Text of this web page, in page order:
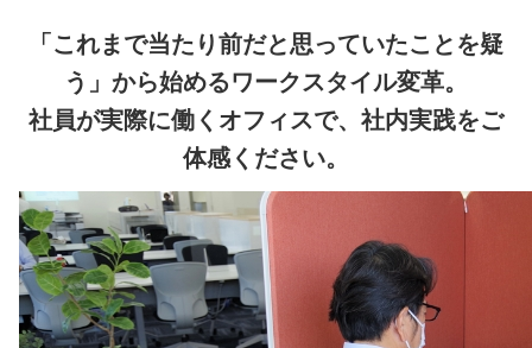
「これまで当たり前だと思っていたことを疑
う」から始めるワークスタイル変革。
社員が実際に働くオフィスで、社内実践をご
体感ください。